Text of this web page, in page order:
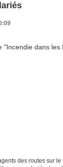
des routes sur